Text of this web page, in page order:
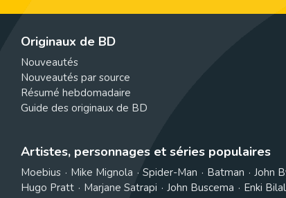
Originaux de BD
Nouveautés
Nouveautés par source
Résumé hebdomadaire
Guide des originaux de BD
Artistes, personnages et séries populaires
Moebius Mike Mignola Spider-Man Batman John
Hugo Pratt
Marjane Satrapi John Buscema Enki Bilal